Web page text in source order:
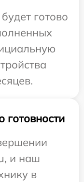
готово
и наш
в